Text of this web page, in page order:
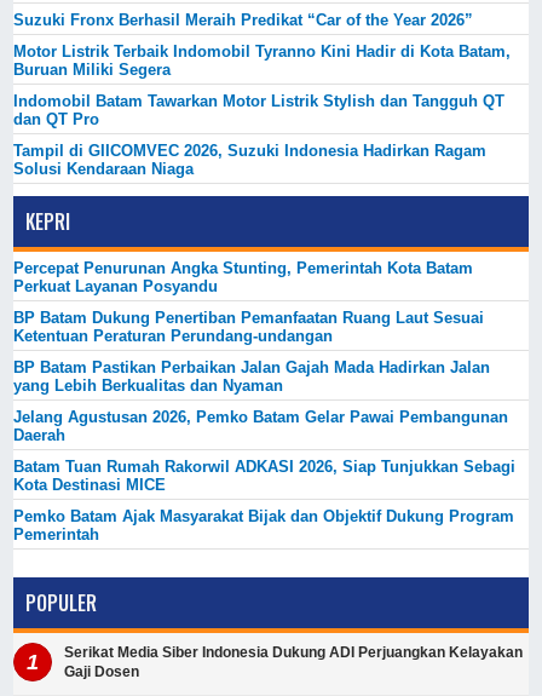
Suzuki Fronx Berhasil Meraih Predikat “Car of the Year 2026”
Motor Listrik Terbaik Indomobil Tyranno Kini Hadir di Kota Batam,
Buruan Miliki Segera
Indomobil Batam Tawarkan Motor Listrik Stylish dan Tangguh QT
dan QT Pro
Tampil di GIICOMVEC 2026, Suzuki Indonesia Hadirkan Ragam
Solusi Kendaraan Niaga
KEPRI
Percepat Penurunan Angka Stunting, Pemerintah Kota Batam
Perkuat Layanan Posyandu
BP Batam Dukung Penertiban Pemanfaatan Ruang Laut Sesuai
Ketentuan Peraturan Perundang-undangan
BP Batam Pastikan Perbaikan Jalan Gajah Mada Hadirkan Jalan
yang Lebih Berkualitas dan Nyaman
Jelang Agustusan 2026, Pemko Batam Gelar Pawai Pembangunan
Daerah
Batam Tuan Rumah Rakorwil ADKASI 2026, Siap Tunjukkan Sebagi
Kota Destinasi MICE
Pemko Batam Ajak Masyarakat Bijak dan Objektif Dukung Program
Pemerintah
POPULER
Serikat Media Siber Indonesia Dukung ADI Perjuangkan Kelayakan
Gaji Dosen